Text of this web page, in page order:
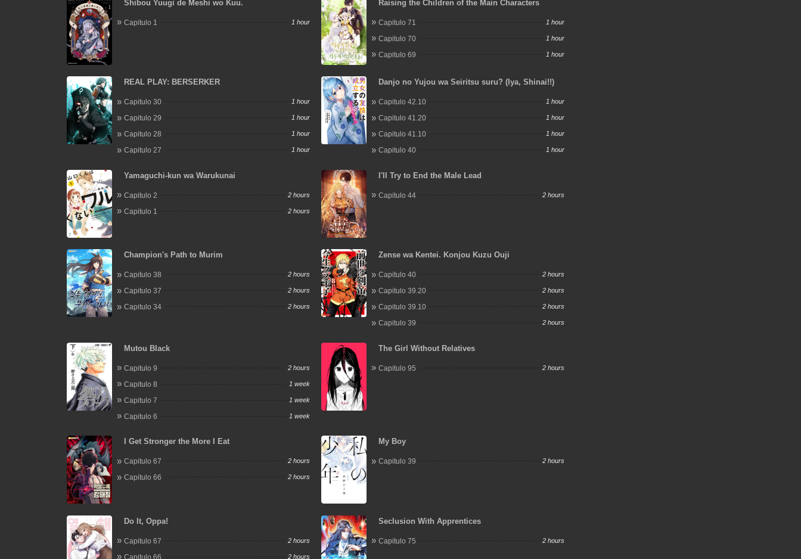
Shibou Yuugi de Meshi wo Kuu.
Capitulo 1 1 hour
Raising the Children of the Main Characters
Capitulo 71 1 hour
Capitulo 70 1 hour
Capitulo 69 1 hour
REAL PLAY: BERSERKER
Capitulo 30 1 hour
Capitulo 29 1 hour
Capitulo 28 1 hour
Capitulo 27 1 hour
Danjo no Yujou wa Seiritsu suru? (Iya, Shinai!!)
Capitulo 42.10 1 hour
Capitulo 41.20 1 hour
Capitulo 41.10 1 hour
Capitulo 40 1 hour
Yamaguchi-kun wa Warukunai
Capitulo 2 2 hours
Capitulo 1 2 hours
I'll Try to End the Male Lead
Capitulo 44 2 hours
Champion's Path to Murim
Capitulo 38 2 hours
Capitulo 37 2 hours
Capitulo 34 2 hours
Zense wa Kentei. Konjou Kuzu Ouji
Capitulo 40 2 hours
Capitulo 39.20 2 hours
Capitulo 39.10 2 hours
Capitulo 39 2 hours
Mutou Black
Capitulo 9 2 hours
Capitulo 8 1 week
Capitulo 7 1 week
Capitulo 6 1 week
The Girl Without Relatives
Capitulo 95 2 hours
I Get Stronger the More I Eat
Capitulo 67 2 hours
Capitulo 66 2 hours
My Boy
Capitulo 39 2 hours
Do It, Oppa!
Capitulo 67 2 hours
Capitulo 66 2 hours
Seclusion With Apprentices
Capitulo 75 2 hours